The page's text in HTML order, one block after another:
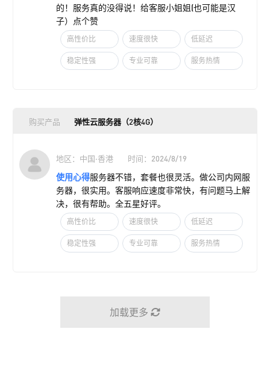
的！服务真的没得说！给客服小姐姐(也可能是汉
子）点个赞
高性价比 速度很快 低延迟
稳定性强 专业可靠 服务热情
购买产品 弹性云服务器（2核4G）
地区：中国·香港 时间：2024/8/19
使用心得服务器不错，套餐也很灵活。做公司内网服
务器，很实用。客服响应速度非常快，有问题马上解
决，很有帮助。全五星好评。
高性价比 速度很快 低延迟
稳定性强 专业可靠 服务热情
加载更多